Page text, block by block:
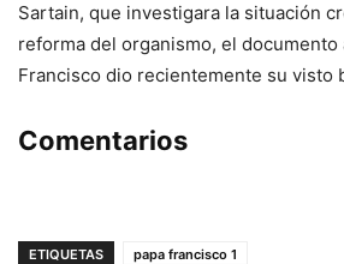
Sartain, que investigara la situación
reforma del organismo, el documento
Francisco dio recientemente su visto
Comentarios
ETIQUETAS papa francisco 1